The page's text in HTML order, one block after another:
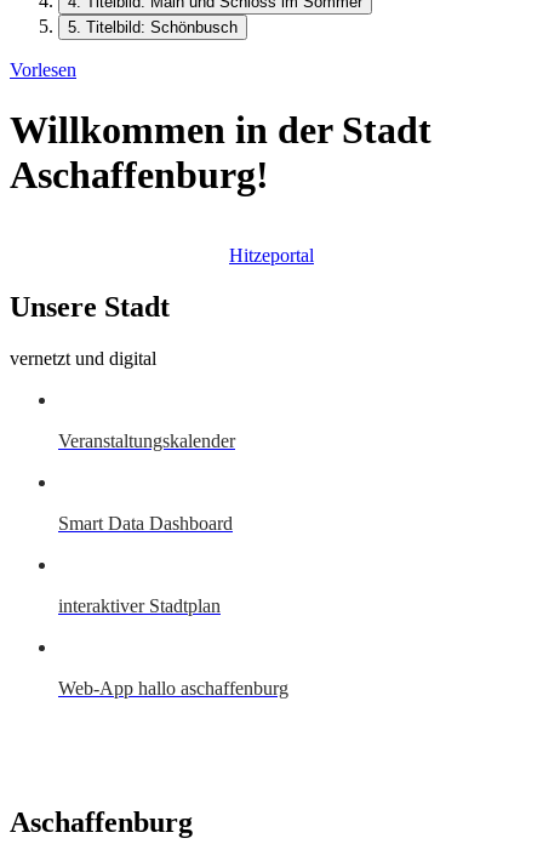
5. Titelbild: Schönbusch
Vorlesen
Willkommen in der Stadt
Aschaffenburg!
Hitzeportal
Unsere Stadt
vernetzt und digital
Veranstaltungskalender
Smart Data Dashboard
interaktiver Stadtplan
Web-App hallo aschaffenburg
Aschaffenburg